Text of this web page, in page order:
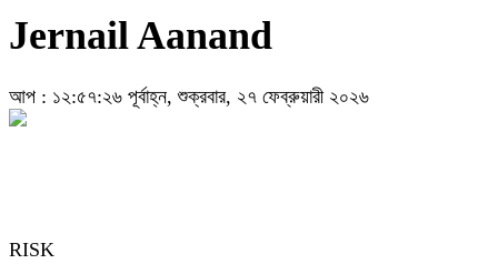
Jernail Aanand
আপ : ১২:৫৭:২৬ পূর্বাহ্ন, শুক্রবার, ২৭ ফেব্রুয়ারী ২০২৬
RISK